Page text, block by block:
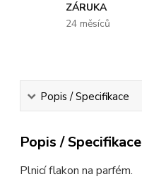
ZÁRUKA
24 měsíců
Popis / Specifikace
Popis / Specifikace
Plnicí flakon na parfém.